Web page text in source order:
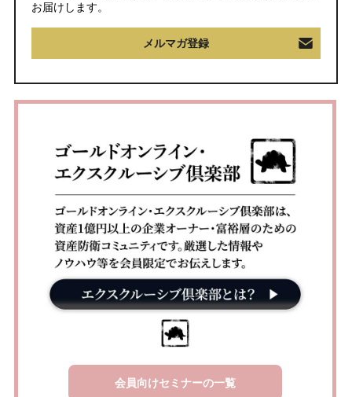
お届けします。
メルマガ登録
会員向けセミナーの一覧